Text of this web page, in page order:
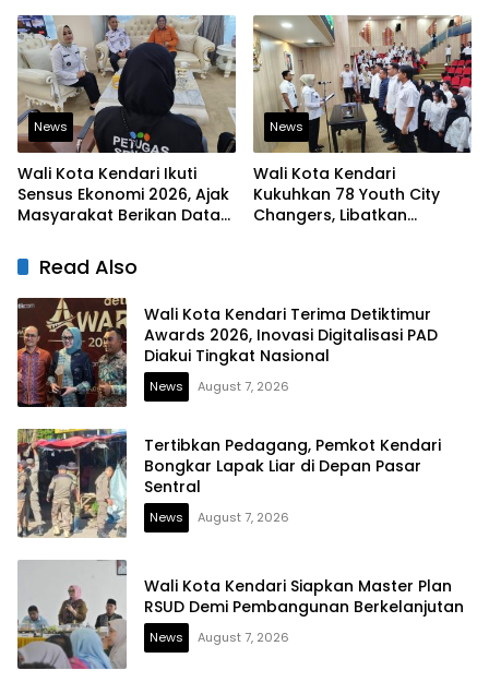
Lain
Kesehatan
News
Wali Kota Kendari Ikuti
Sensus Ekonomi 2026, Ajak
Masyarakat Berikan Data
News
Wali Kota Kendari
Kukuhkan 78 Youth City
Changers, Libatkan
Read Also
Wali Kota Kendari Terima Detiktimur
Awards 2026, Inovasi Digitalisasi PAD
Diakui Tingkat Nasional
News August 7, 2026
Tertibkan Pedagang, Pemkot Kendari
Bongkar Lapak Liar di Depan Pasar
Sentral
News August 7, 2026
Wali Kota Kendari Siapkan Master Plan
RSUD Demi Pembangunan Berkelanjutan
News August 7, 2026